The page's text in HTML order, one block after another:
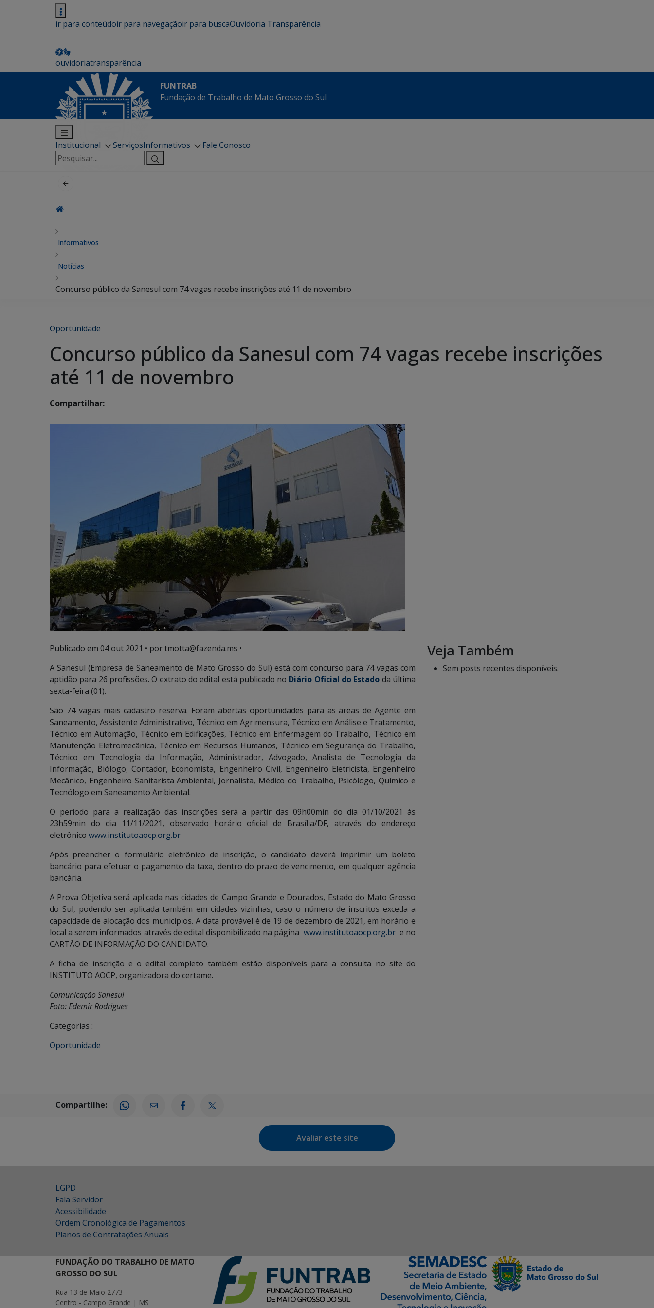
ir para conteúdoir para navegaçãoir para buscaOuvidoria Transparência
ouvidoriatransparência
FUNTRAB
Fundação de Trabalho de Mato Grosso do Sul
Institucional ServiçosInformativos
Fale Conosco
Pesquisar
por:
Informativos
Notícias
Concurso público da Sanesul com 74 vagas recebe inscrições até 11 de novembro
Oportunidade
Concurso público da Sanesul com 74 vagas recebe inscrições
até 11 de novembro
Compartilhar:
Publicado em 04 out 2021 • por tmotta@fazenda.ms •
A Sanesul (Empresa de Saneamento de Mato Grosso do Sul) está com concurso para 74 vagas com
aptidão para 26 profissões. O extrato do edital está publicado no Diário Oficial do Estado da última
sexta-feira (01).
São 74 vagas mais cadastro reserva. Foram abertas oportunidades para as áreas de Agente em
Saneamento, Assistente Administrativo, Técnico em Agrimensura, Técnico em Análise e Tratamento,
Técnico em Automação, Técnico em Edificações, Técnico em Enfermagem do Trabalho, Técnico em
Manutenção Eletromecânica, Técnico em Recursos Humanos, Técnico em Segurança do Trabalho,
Técnico em Tecnologia da Informação, Administrador, Advogado, Analista de Tecnologia da
Informação, Biólogo, Contador, Economista, Engenheiro Civil, Engenheiro Eletricista, Engenheiro
Mecânico, Engenheiro Sanitarista Ambiental, Jornalista, Médico do Trabalho, Psicólogo, Químico e
Tecnólogo em Saneamento Ambiental.
O período para a realização das inscrições será a partir das 09h00min do dia 01/10/2021 às
23h59min do dia 11/11/2021, observado horário oficial de Brasília/DF, através do endereço
eletrônico www.institutoaocp.org.br
Após preencher o formulário eletrônico de inscrição, o candidato deverá imprimir um boleto
bancário para efetuar o pagamento da taxa, dentro do prazo de vencimento, em qualquer agência
bancária.
A Prova Objetiva será aplicada nas cidades de Campo Grande e Dourados, Estado do Mato Grosso
do Sul, podendo ser aplicada também em cidades vizinhas, caso o número de inscritos exceda a
capacidade de alocação dos municípios. A data provável é de 19 de dezembro de 2021, em horário e
local a serem informados através de edital disponibilizado na página www.institutoaocp.org.bre no
CARTÃO DE INFORMAÇÃO DO CANDIDATO.
A ficha de inscrição e o edital completo também estão disponíveis para a consulta no site do
INSTITUTO AOCP, organizadora do certame.
Comunicação Sanesul
Foto: Edemir Rodrigues
Categorias :
Oportunidade
Veja Também
Sem posts recentes disponíveis.
Compartilhe:
Avaliar este site
LGPD
Fala Servidor
Acessibilidade
Ordem Cronológica de Pagamentos
Planos de Contratações Anuais
FUNDAÇÃO DO TRABALHO DE MATO
GROSSO DO SUL
Rua 13 de Maio 2773
Centro - Campo Grande | MS